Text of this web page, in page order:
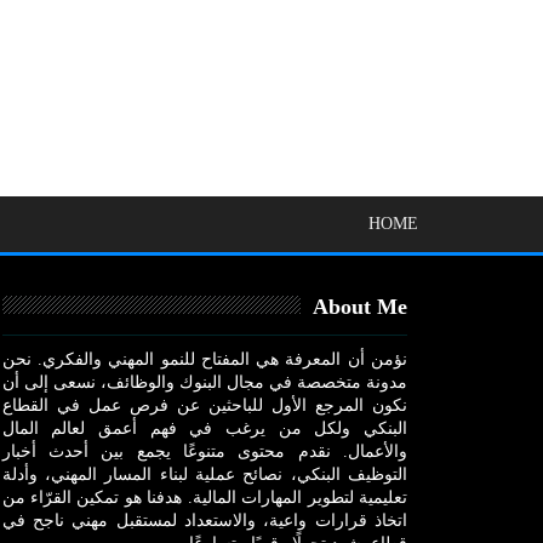
HOME
About Me
نؤمن أن المعرفة هي المفتاح للنمو المهني والفكري. نحن
مدونة متخصصة في مجال البنوك والوظائف، نسعى إلى أن
نكون المرجع الأول للباحثين عن فرص عمل في القطاع
البنكي ولكل من يرغب في فهم أعمق لعالم المال
والأعمال. نقدم محتوى متنوعًا يجمع بين أحدث أخبار
التوظيف البنكي، نصائح عملية لبناء المسار المهني، وأدلة
تعليمية لتطوير المهارات المالية. هدفنا هو تمكين القرّاء من
اتخاذ قرارات واعية، والاستعداد لمستقبل مهني ناجح في